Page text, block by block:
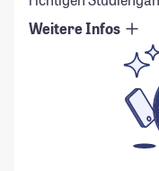
Weitere Infos